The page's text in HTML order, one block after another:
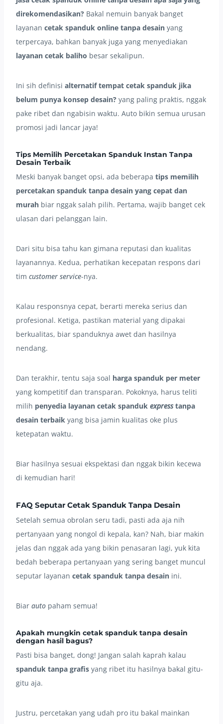
direkomendasikan? Bakal nemuin banyak banget
layanan cetak spanduk online tanpa desain yang
terpercaya, bahkan banyak juga yang menyediakan
layanan cetak baliho besar sekalipun.
Ini sih definisi alternatif tempat cetak spanduk jika
belum punya konsep desain? yang paling praktis, nggak
pake ribet dan ngabisin waktu. Auto bikin semua urusan
promosi jadi lancar jaya!
Tips Memilih Percetakan Spanduk Instan Tanpa
Desain Terbaik
Meski banyak banget opsi, ada beberapa tips memilih
percetakan spanduk tanpa desain yang cepat dan
murah biar nggak salah pilih. Pertama, wajib banget cek
ulasan dari pelanggan lain.
Dari situ bisa tahu kan gimana reputasi dan kualitas
layanannya. Kedua, perhatikan kecepatan respons dari
tim customer service-nya.
Kalau responsnya cepat, berarti mereka serius dan
profesional. Ketiga, pastikan material yang dipakai
berkualitas, biar spanduknya awet dan hasilnya
nendang.
Dan terakhir, tentu saja soal harga spanduk per meter
yang kompetitif dan transparan. Pokoknya, harus teliti
milih penyedia layanan cetak spanduk expresstanpa
desain terbaik yang bisa jamin kualitas oke plus
ketepatan waktu.
Biar hasilnya sesuai ekspektasi dan nggak bikin kecewa
di kemudian hari!
FAQ Seputar Cetak Spanduk Tanpa Desain
Setelah semua obrolan seru tadi, pasti ada aja nih
pertanyaan yang nongol di kepala, kan? Nah, biar makin
jelas dan nggak ada yang bikin penasaran lagi, yuk kita
bedah beberapa pertanyaan yang sering banget muncul
seputar layanan cetak spanduk tanpa desain ini.
Biar auto paham semua!
Apakah mungkin cetak spanduk tanpa desain
dengan hasil bagus?
Pasti bisa banget, dong! Jangan salah kaprah kalau
spanduk tanpa grafis yang ribet itu hasilnya bakal gitu-
gitu aja.
Justru, percetakan yang udah pro itu bakal mainkan